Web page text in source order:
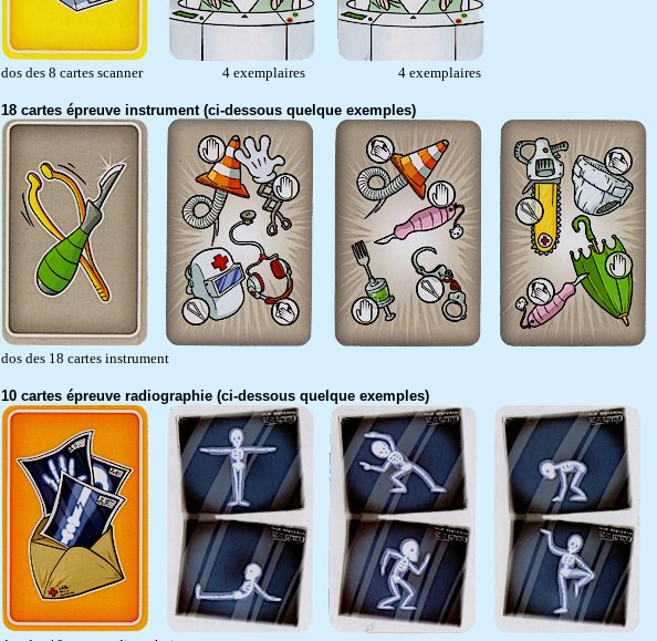
dos des 8 cartes scanner 4 exemplaires 4 exemplaires
18 cartes épreuve instrument (ci-dessous quelque exemples)
dos des 18 cartes instrument
10 cartes épreuve radiographie (ci-dessous quelque exemples)